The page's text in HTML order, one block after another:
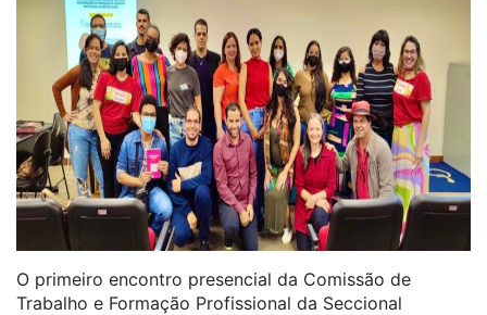
O primeiro encontro presencial da Comissão de
Trabalho e Formação Profissional da Seccional